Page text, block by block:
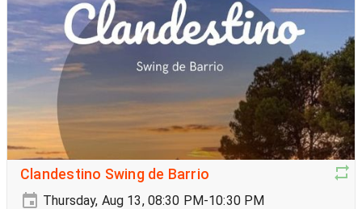
Clandestino Swing de Barrio
Thursday, Aug 13, 08:30 PM-10:30 PM